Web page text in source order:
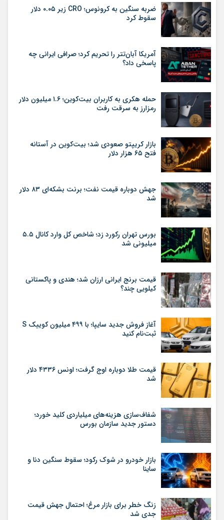
ضربه سنگین به کرونوس؛ CRO زیر ۰.۰۵ دلار
سقوط کرد
آمریکا آبان‌تتر را تحریم کرد؛ صرافی ایرانی چه
پاسخی داد؟
حمله هکری به کاربران بیت‌کوین؛ ۱.۶ میلیون دلار
رمزارز به سرقت رفت
بازار کریپتو صعودی شد؛ بیت‌کوین در آستانه
فتح ۶۵ هزار دلار
جهش دوباره قیمت نفت؛ برنت بشکه‌ای ۸۳ دلار
شد
بورس تهران رکورد زد؛ شاخص کل وارد کانال ۵.۵
میلیونی شد
قیمت برنج ایرانی ارزان شد؛ هندی و پاکستانی
کیلویی چند؟
آغاز فروش جدید سایپا؛ با ۴۹۹ میلیون کوییک S
ثبت‌نام کنید
قیمت طلا دوباره اوج گرفت؛ اونس ۴۳۳۶ دلار
شد
شفاف‌سازی هزینه‌های میلیاردی کلید خورد؛
دستور جدید سازمان بورس
بازار خودرو در شوک رکود؛ سقوط سنگین دنا و
ساینا
زنگ خطر برای بازار مرغ؛ احتمال جهش قیمت
جدی شد